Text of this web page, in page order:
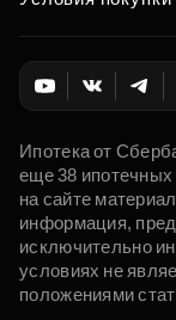
Ипотека от
еще 38
на сайте
информация,
исключительно
условиях не
положениями